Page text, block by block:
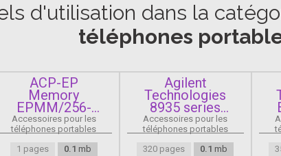
d'utilisation dans la
téléphones
ACP-EP
Memory
EPMM/256-
MOBILE
Accessoires pour les
téléphones portables
1 pages
0.1 mb
Agilent
Technologies
8935 series
e6380a
Accessoires pour les
téléphones portables
320 pages
0.1 mb